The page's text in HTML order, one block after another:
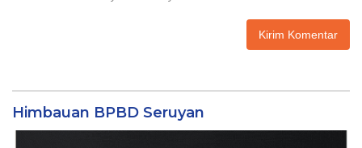
Himbauan BPBD Seruyan